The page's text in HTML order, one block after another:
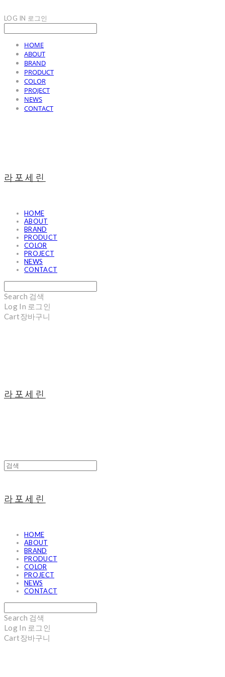
LOG IN 로그인
HOME
ABOUT
BRAND
PRODUCT
COLOR
PROJECT
NEWS
CONTACT
라포세린
HOME
ABOUT
BRAND
PRODUCT
COLOR
PROJECT
NEWS
CONTACT
Search 검색
Log In 로그인
Cart장바구니
라포세린
라포세린
HOME
ABOUT
BRAND
PRODUCT
COLOR
PROJECT
NEWS
CONTACT
Search 검색
Log In 로그인
Cart장바구니